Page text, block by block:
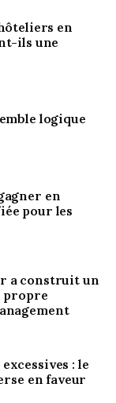
en
ils une
logique
en
pour les
a construit un
propre
: le
en faveur